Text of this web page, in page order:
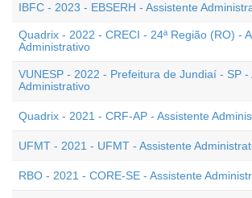
IBFC - 2023 - EBSERH - Assistente
Quadrix - 2022 - CRECI - 24ª Região (RO) -
Administrativo
VUNESP - 2022 - Prefeitura de Jundiaí - SP -
Administrativo
Quadrix - 2021 - CRF-AP - Assistente
UFMT - 2021 - UFMT - Assistente
RBO - 2021 - CORE-SE - Assistente